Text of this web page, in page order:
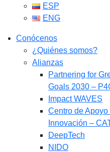
ESP
ENG
Conócenos
¿Quiénes somos?
Alianzas
Partnering for
Goals 2030 –
Impact WAVES
Centro de
Innovación –
DeepTech
NIDO